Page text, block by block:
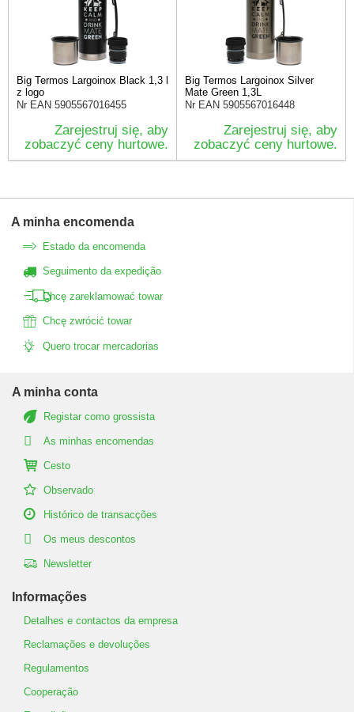
Big Termos Largoinox Black 1,3 l
z logo
Nr EAN 5905567016455
Zarejestruj się, aby
zobaczyć ceny hurtowe.
Big Termos Largoinox Silver
Mate Green 1,3L
Nr EAN 5905567016448
Zarejestruj się, aby
zobaczyć ceny hurtowe.
A minha encomenda
Estado da encomenda
Seguimento da expedição
Chcę zareklamować towar
Chcę zwrócić towar
Quero trocar mercadorias
A minha conta
Registar como grossista
As minhas encomendas
Cesto
Observado
Histórico de transacções
Os meus descontos
Newsletter
Informações
Detalhes e contactos da empresa
Reclamações e devoluções
Regulamentos
Cooperação